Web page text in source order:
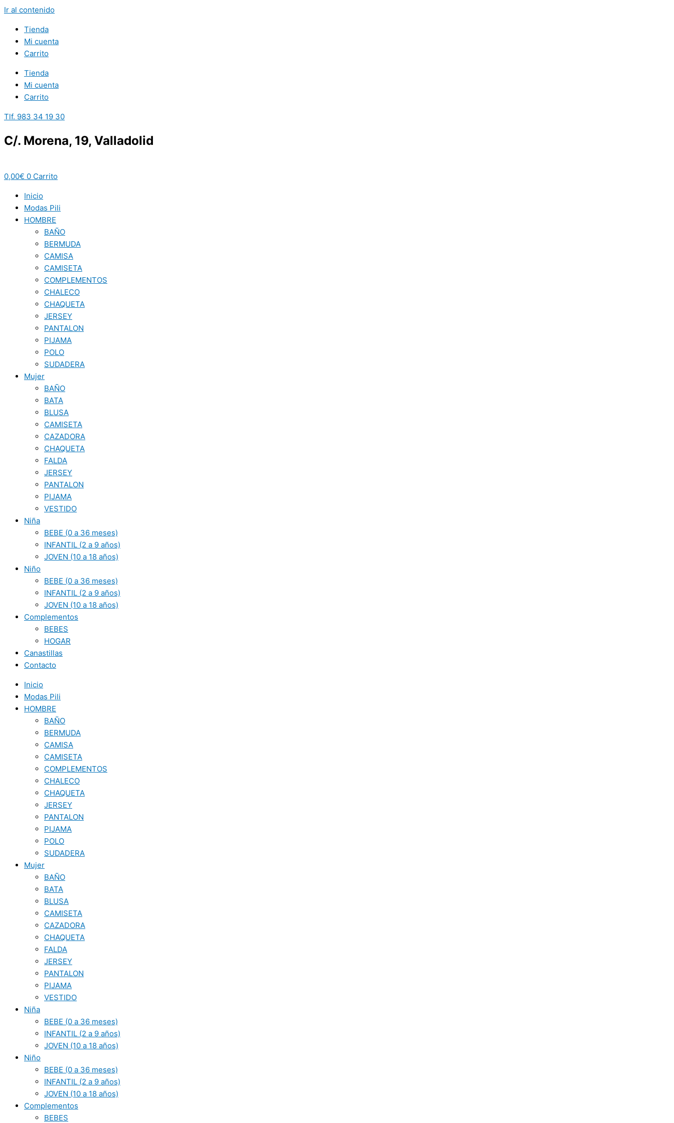
Ir al contenido
Tienda
Mi cuenta
Carrito
Tienda
Mi cuenta
Carrito
Tlf. 983 34 19 30
C/. Morena, 19, Valladolid
0,00€ 0 Carrito
Inicio
Modas Pili
HOMBRE
BAÑO
BERMUDA
CAMISA
CAMISETA
COMPLEMENTOS
CHALECO
CHAQUETA
JERSEY
PANTALON
PIJAMA
POLO
SUDADERA
Mujer
BAÑO
BATA
BLUSA
CAMISETA
CAZADORA
CHAQUETA
FALDA
JERSEY
PANTALON
PIJAMA
VESTIDO
Niña
BEBE (0 a 36 meses)
INFANTIL (2 a 9 años)
JOVEN (10 a 18 años)
Niño
BEBE (0 a 36 meses)
INFANTIL (2 a 9 años)
JOVEN (10 a 18 años)
Complementos
BEBES
HOGAR
Canastillas
Contacto
Inicio
Modas Pili
HOMBRE
BAÑO
BERMUDA
CAMISA
CAMISETA
COMPLEMENTOS
CHALECO
CHAQUETA
JERSEY
PANTALON
PIJAMA
POLO
SUDADERA
Mujer
BAÑO
BATA
BLUSA
CAMISETA
CAZADORA
CHAQUETA
FALDA
JERSEY
PANTALON
PIJAMA
VESTIDO
Niña
BEBE (0 a 36 meses)
INFANTIL (2 a 9 años)
JOVEN (10 a 18 años)
Niño
BEBE (0 a 36 meses)
INFANTIL (2 a 9 años)
JOVEN (10 a 18 años)
Complementos
BEBES